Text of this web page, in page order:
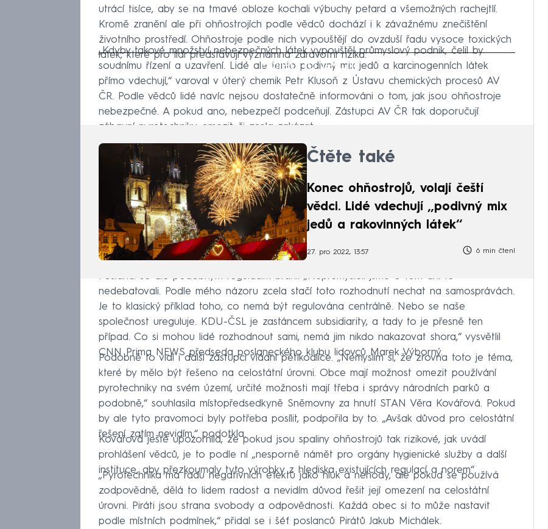
utrácí tisíce, aby se na tmavé obloze kochali výbuchy petard a všemožných rachejtlí.
Kromě zranění ale při ohňostrojích podle vědců dochází i k závažnému znečištění
životního prostředí. Ohňostroje podle nich vypouštějí do ovzduší řadu vysoce toxických
látek, které pro lidi představují významná zdravotní rizika.
Failed to fetch
„Kdyby takové množství nebezpečných látek vypouštěl průmyslový podnik, čelil by
soudnímu řízení a uzavření. Lidé ale tento podivný mix jedů a karcinogenních látek
přímo vdechují,“ varoval v úterý chemik Petr Klusoň z Ústavu chemických procesů AV
ČR. Podle vědců lidé navíc nejsou dostatečně informováni o tom, jak jsou ohňostroje
nebezpečné. A pokud ano, nebezpečí podceňují. Zástupci AV ČR tak doporučují
zábavní pyrotechniku omezit či zcela zakázat.
Čtěte také
Konec ohňostrojů, volají čeští
vědci. Lidé vdechují ‚‚podivný mix
jedů a rakovinných látek‘‘
27. pro 2022, 13:57 6 min čtení
Poslanci se ale podobným regulacím brání. „Nepřemýšleli jsme o tom ani to
nedebatovali. Podle mého názoru zcela stačí toto rozhodnutí nechat na samosprávách.
Je to klasický příklad toho, co nemá být regulována centrálně. Nebo se naše
společnost ureguluje. KDU-ČSL je zastáncem subsidiarity, a tady to je přesně ten
případ. Co si mohou lidé rozhodnout sami, nemá jim nikdo nakazovat shora,“ vysvětlil
CNN Prima NEWS předseda poslaneckého klubu lidovců Marek Výborný.
Podobně to vidí i další zástupci vládní pětikoalice. „Nemyslím si, že zrovna toto je téma,
které by mělo být řešeno na celostátní úrovni. Obce mají možnost omezit používání
pyrotechniky na svém území, určité možnosti mají třeba i správy národních parků a
podobně,“ souhlasila místopředsedkyně Sněmovny za hnutí STAN Věra Kovářová. Pokud
by ale tyto pravomoci byly potřeba posílit, podpořila by to. „Avšak důvod pro celostátní
řešení zatím nevidím,“ podotkla.
Kovářová ještě upozornila, že pokud jsou spaliny ohňostrojů tak rizikové, jak uvádí
prohlášení vědců, je to podle ní „nesporně námět pro orgány hygienické služby a další
instituce, aby přezkoumaly tyto výrobky z hlediska existujících regulací a norem“.
„Pyrotechnika má řadu negativních efektů jako hluk a nehody, ale pokud se používá
zodpovědně, dělá to lidem radost a nevidím důvod řešit její omezení na celostátní
úrovni. Piráti jsou strana svobody a odpovědnosti. Každá obec si to může nastavit
podle místních podmínek,“ přidal se i šéf poslanců Pirátů Jakub Michálek.